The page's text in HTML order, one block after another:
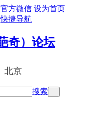
官方微信 设为首页
快捷导航
搜索